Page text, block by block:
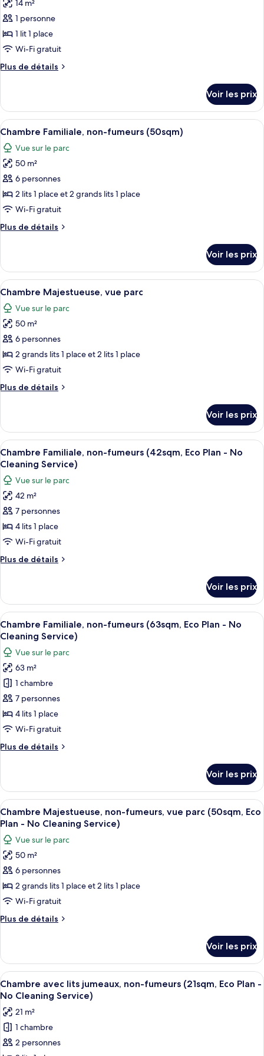
Chambre
Familiale
Deluxe
Family,
les
photos
pour
ce
type
de
Chambre
14 m²
1 personne
1 lit 1 place
Wi-Fi gratuit
Plus de détails
Plus
le
type
de
Chambre
Voir les prix
Afficher
toutes
les
photos
pour
ce
type
chambre :
non-
fumeurs
(50sqm)
Une chambre d’hôtel avec deux lits,
10
Chambre Familiale, non-fumeurs (50sqm)
Vue sur le parc
50 m²
6 personnes
2 lits 1 place et 2 grands lits 1 place
Wi-Fi gratuit
Plus de détails
Plus
le
type
de
Chambre
Familiale,
fumeurs
(50sqm)
Voir les prix
Afficher
toutes
les
photos
pour
ce
type
chambre :
vue
parc
Une chambre d’hôtel équipée d’un
13
Chambre Majestueuse, vue parc
Vue sur le parc
50 m²
6 personnes
2 grands lits 1 place et 2 lits 1 place
Wi-Fi gratuit
Plus de détails
Plus
le
type
de
chambre
Chambre
Majestueuse,
vue
parc
Voir les prix
Afficher
toutes
les
photos
pour
ce
type
de
chambre :
Chambre
non-
fumeurs
(42sqm,
Eco
Plan
-
No
Cleaning
Service)
Une chambre d’hôtel avec un lit, un
11
Chambre Familiale, non-fumeurs (42sqm, Eco Plan - No
Cleaning Service)
Vue sur le parc
42 m²
7 personnes
4 lits 1 place
Wi-Fi gratuit
Plus de détails
Plus
le
type
de
chambre
Chambre
Familiale,
non-
fumeurs
(42sqm,
Eco
-
No
Service)
Voir les prix
Afficher
toutes
les
photos
pour
ce
type
de
chambre :
Familiale,
(63sqm,
Eco
Plan
No
Cleaning
Service)
Une chambre d’hôtel avec deux lits,
12
Chambre Familiale, non-fumeurs (63sqm, Eco Plan - No
Cleaning Service)
Vue sur le parc
63 m²
1 chambre
7 personnes
4 lits 1 place
Wi-Fi gratuit
Plus de détails
Plus
le
type
de
chambre
Familiale,
non-
fumeurs
(63sqm,
Eco
No
Cleaning
Voir les prix
Afficher
toutes
les
photos
pour
ce
type
de
chambre :
Chambre
non-
fumeurs,
vue
parc
(50sqm,
Eco
Plan
-
Une chambre d’hôtel équipée d’un
13
Chambre Majestueuse, non-fumeurs, vue parc (50sqm, Eco
Plan - No Cleaning Service)
Vue sur le parc
50 m²
6 personnes
2 grands lits 1 place et 2 lits 1 place
Wi-Fi gratuit
Plus de détails
Plus
le
type
de
chambre
Majestueuse,
non-
fumeurs,
vue
Voir les prix
Afficher
toutes
les
photos
pour
ce
Une chambre d’hôtel avec deux lits,
11
Chambre avec lits jumeaux, non-fumeurs (21sqm, Eco Plan -
No Cleaning Service)
21 m²
1 chambre
2 personnes